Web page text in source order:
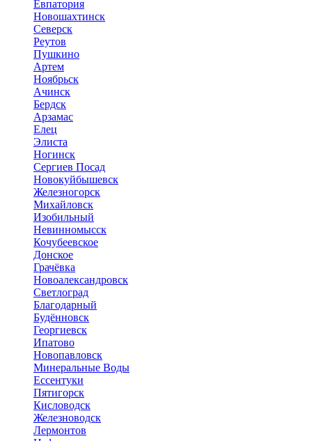
Евпатория
Новошахтинск
Северск
Реутов
Пушкино
Артем
Ноябрьск
Ачинск
Бердск
Арзамас
Елец
Элиста
Ногинск
Сергиев Посад
Новокуйбышевск
Железногорск
Михайловск
Изобильный
Невинномысск
Кочубеевское
Донское
Грачёвка
Новоалександровск
Светлоград
Благодарный
Будённовск
Георгиевск
Ипатово
Новопавловск
Минеральные Воды
Ессентуки
Пятигорск
Кисловодск
Железноводск
Лермонтов